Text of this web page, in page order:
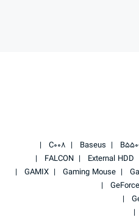
Baseus
C008
External HDD
FALCON
Gaming Mouse
GAMIX